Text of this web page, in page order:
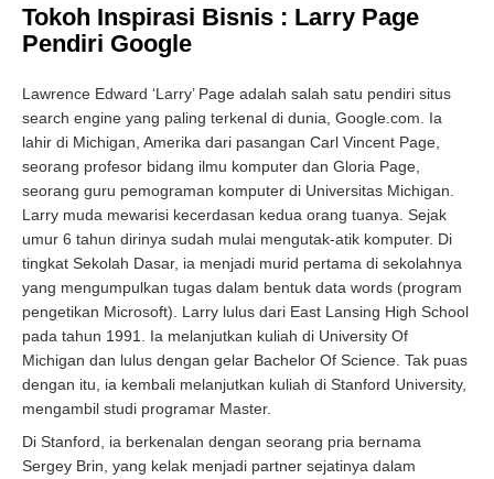
Tokoh Inspirasi Bisnis : Larry Page
Pendiri Google
Lawrence Edward ‘Larry’ Page adalah salah satu pendiri situs
search engine yang paling terkenal di dunia, Google.com. Ia
lahir di Michigan, Amerika dari pasangan Carl Vincent Page,
seorang profesor bidang ilmu komputer dan Gloria Page,
seorang guru pemograman komputer di Universitas Michigan.
Larry muda mewarisi kecerdasan kedua orang tuanya. Sejak
umur 6 tahun dirinya sudah mulai mengutak-atik komputer. Di
tingkat Sekolah Dasar, ia menjadi murid pertama di sekolahnya
yang mengumpulkan tugas dalam bentuk data words (program
pengetikan Microsoft). Larry lulus dari East Lansing High School
pada tahun 1991. Ia melanjutkan kuliah di University Of
Michigan dan lulus dengan gelar Bachelor Of Science. Tak puas
dengan itu, ia kembali melanjutkan kuliah di Stanford University,
mengambil studi programar Master.
Di Stanford, ia berkenalan dengan seorang pria bernama
Sergey Brin, yang kelak menjadi partner sejatinya dalam